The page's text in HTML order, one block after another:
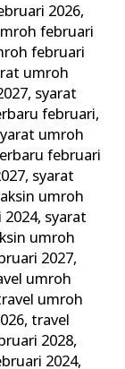
2026,
februari
februari
umroh
, syarat
februari,
umroh
februari
, syarat
umroh
2024, syarat
umroh
2027,
umroh
umroh
,travel
2028,
2024,